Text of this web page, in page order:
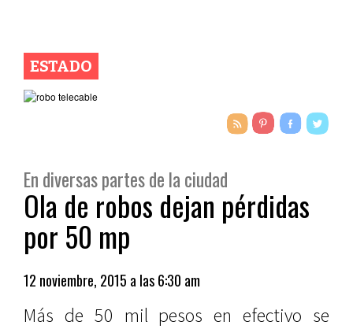
ESTADO
En diversas partes de la ciudad
Ola de robos dejan pérdidas
por 50 mp
12 noviembre, 2015 a las 6:30 am
Más de 50 mil pesos en efectivo se